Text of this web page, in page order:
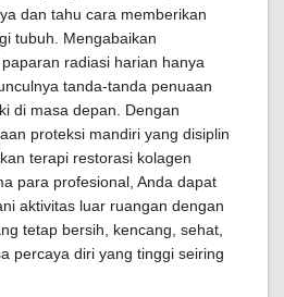
dan tahu cara memberikan
tubuh. Mengabaikan
radiasi harian hanya
tanda-tanda penuaan
di masa depan. Dengan
proteksi mandiri yang disiplin
terapi restorasi kolagen
para profesional, Anda dapat
aktivitas luar ruangan dengan
tetap bersih, kencang, sehat,
percaya diri yang tinggi seiring